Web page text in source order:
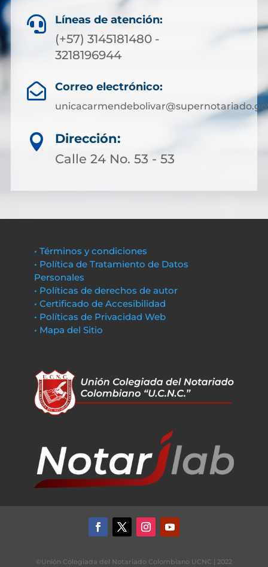
 Líneas de atención:
(+57) 3145181480 -
3218196944
 Correo electrónico:

Dirección:
Calle 24 No. 53 - 53
• Términos y condiciones
• Política de Tratamiento de Datos
Personales
• Políticas de derechos de autor
• Certificado de Accesibilidad
• Políticas de Privacidad Web
• Mapa del Sitio
©Unión Colegiada del Notariado Colombiano UCNC | 2022